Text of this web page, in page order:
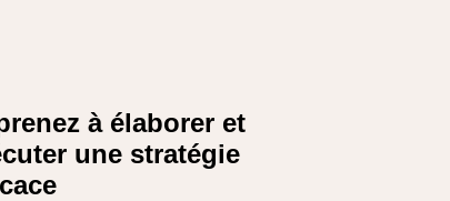
à élaborer et
une stratégie